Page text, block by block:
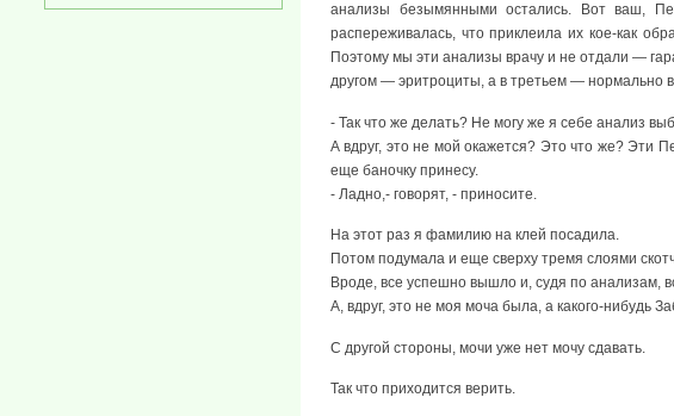
анализы безымянными остались. Вот ваш,
распереживалась, что приклеила их кое-как
Поэтому мы эти анализы врачу и не отдали —
другом — эритроциты, а в третьем — нормально
- Так что же делать? Не могу же я себе анализ
А вдруг, это не мой окажется? Это что же? Эти
еще баночку принесу.
- Ладно,- говорят, - приносите.
На этот раз я фамилию на клей посадила.
Потом подумала и еще сверху тремя слоями
Вроде, все успешно вышло и, судя по анализам,
А, вдруг, это не моя моча была, а какого-нибудь
С другой стороны, мочи уже нет мочу сдавать.
Так что приходится верить.